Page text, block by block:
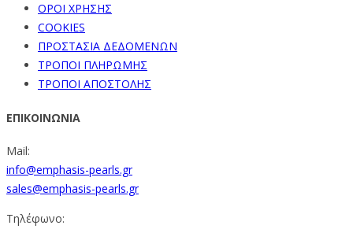
ΟΡΟΙ ΧΡΗΣΗΣ
COOKIES
ΠΡΟΣΤΑΣΙΑ ΔΕΔΟΜΕΝΩΝ
ΤΡΟΠΟΙ ΠΛΗΡΩΜΗΣ
ΤΡΟΠΟΙ ΑΠΟΣΤΟΛΗΣ
ΕΠΙΚΟΙΝΩΝΙΑ
Mail:
info@emphasis-pearls.gr
sales@emphasis-pearls.gr
Τηλέφωνο: